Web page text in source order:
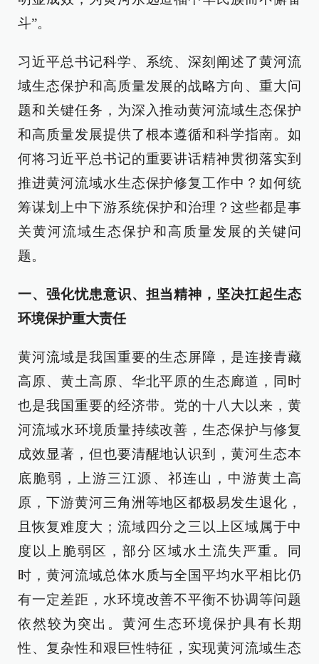
斗”。
习近平总书记科学、系统、深刻阐述了黄河流
域生态保护和高质量发展的战略方向、重大问
题和关键任务，为深入推动黄河流域生态保护
和高质量发展提供了根本遵循和科学指南。如
何将习近平总书记的重要讲话精神贯彻落实到
推进黄河流域水生态保护修复工作中？如何统
筹谋划上中下游系统保护和治理？这些都是事
关黄河流域生态保护和高质量发展的关键问
题。
一、强化忧患意识、担当精神，坚决扛起生态
环境保护重大责任
黄河流域是我国重要的生态屏障，是连接青藏
高原、黄土高原、华北平原的生态廊道，同时
也是我国重要的经济带。党的十八大以来，黄
河流域水环境质量持续改善，生态保护与修复
成效显著，但也要清醒地认识到，黄河生态本
底脆弱，上游三江源、祁连山，中游黄土高
原，下游黄河三角洲等地区都极易发生退化，
且恢复难度大；流域四分之三以上区域属于中
度以上脆弱区，部分区域水土流失严重。同
时，黄河流域总体水质与全国平均水平相比仍
有一定差距，水环境改善不平衡不协调等问题
依然较为突出。黄河生态环境保护具有长期
性、复杂性和艰巨性特征，实现黄河流域生态